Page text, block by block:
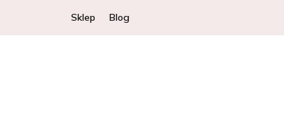
Sklep Blog